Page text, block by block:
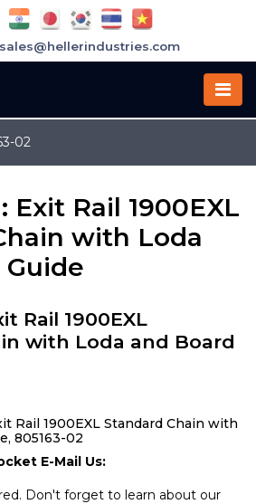
02
Exit Rail 1900EXL
with Loda
Rail 1900EXL
with Loda and Board
Rail 1900EXL Standard Chain with
805163-02
E-Mail Us:
Don't forget to learn about our
sales@hellerindustries.com